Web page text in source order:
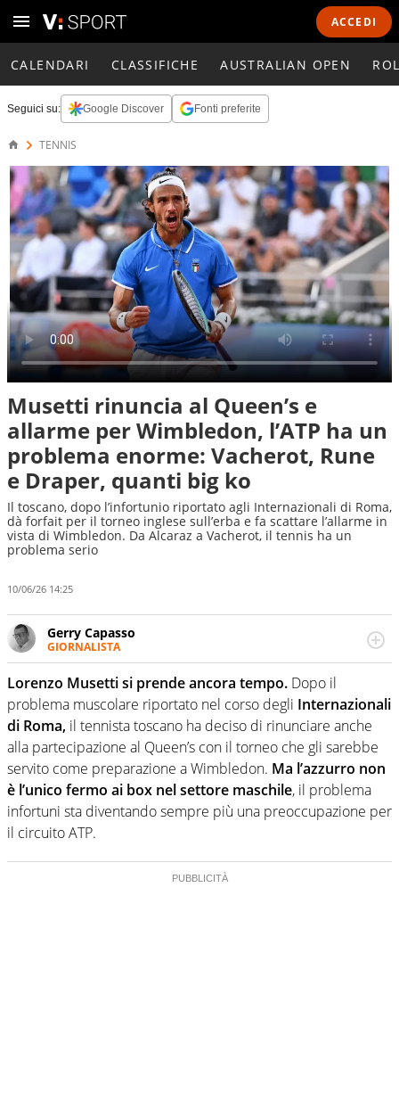
ACCEDI
CALENDARI CLASSIFICHE AUSTRALIAN OPEN
Seguici su: Google Discover Fonti preferite
TENNIS
Musetti rinuncia al Queen’s e
allarme per Wimbledon, l’ATP ha un
problema enorme: Vacherot, Rune
e Draper, quanti big ko
Il toscano, dopo l’infortunio riportato agli Internazionali di Roma,
dà forfait per il torneo inglese sull’erba e fa scattare l’allarme in
vista di Wimbledon. Da Alcaraz a Vacherot, il tennis ha un
problema serio
10/06/26 14:25
Gerry Capasso
GIORNALISTA
Per lui gli sport americani non hanno segreti: basket,
football, baseball e la capacità innata di trovare la notizia
dove altri non vedono granché
Lorenzo Musetti si prende ancora tempo. Dopo il
problema muscolare riportato nel corso degli Internazionali
di Roma, il tennista toscano ha deciso di rinunciare anche
alla partecipazione al Queen’s con il torneo che gli sarebbe
servito come preparazione a Wimbledon. Ma l’azzurro non
è l’unico fermo ai box nel settore maschile, il problema
infortuni sta diventando sempre più una preoccupazione per
il circuito ATP.